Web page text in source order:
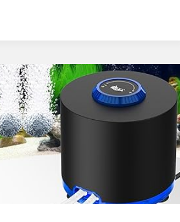
EXTREM
LEISE
FÜR
AQUARIEN
MIT
LUFTAUSLÄSSEN,
11…